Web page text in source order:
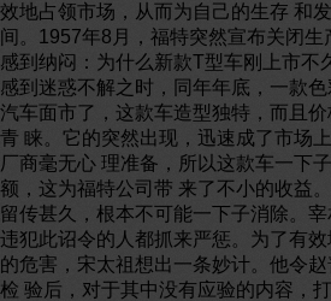
效地占领市场，从而为自己的生存 和
间。1957年8月，福特突然宣布关闭
感到纳闷：为什么新款T型车刚上市不
感到迷惑不解之时，同年年底，一款
汽车面市了，这款车造型独特，而且
青 睐。它的突然出现，迅速成了市场
厂商毫无心 理准备，所以这款车一下
额，这为福特公司带 来了不小的收益
留传甚久，根本不可能一下子消除。
违犯此诏令的人都抓来严惩。为了有
的危害，宋太祖想出一条妙计。他令
检 验后，对于其中没有应验的内容，